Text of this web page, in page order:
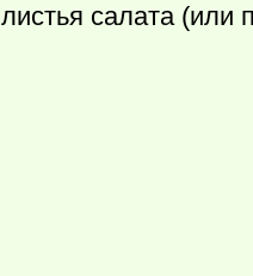
листья салата (или